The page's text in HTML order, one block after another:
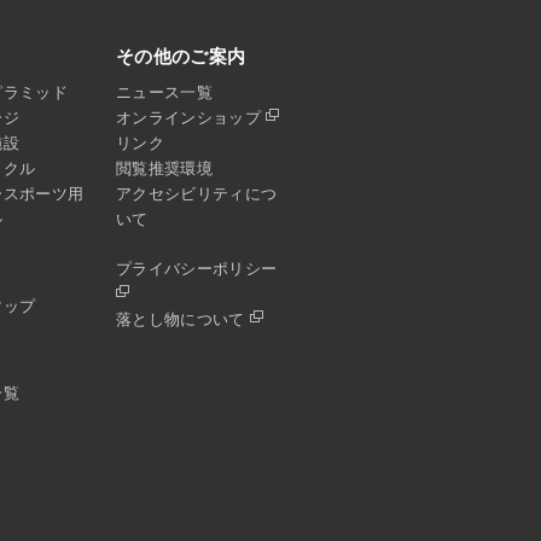
ミッド
クル
ポーツ用
ップ
その他のご案内
ニュース一覧
オンラインショップ
リンク
閲覧推奨環境
アクセシビリティにつ
いて
プライバシーポリシー
落とし物について